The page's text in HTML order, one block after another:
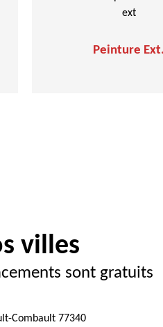
Peinture Ext.
villes
sont gratuits
Combault 77340